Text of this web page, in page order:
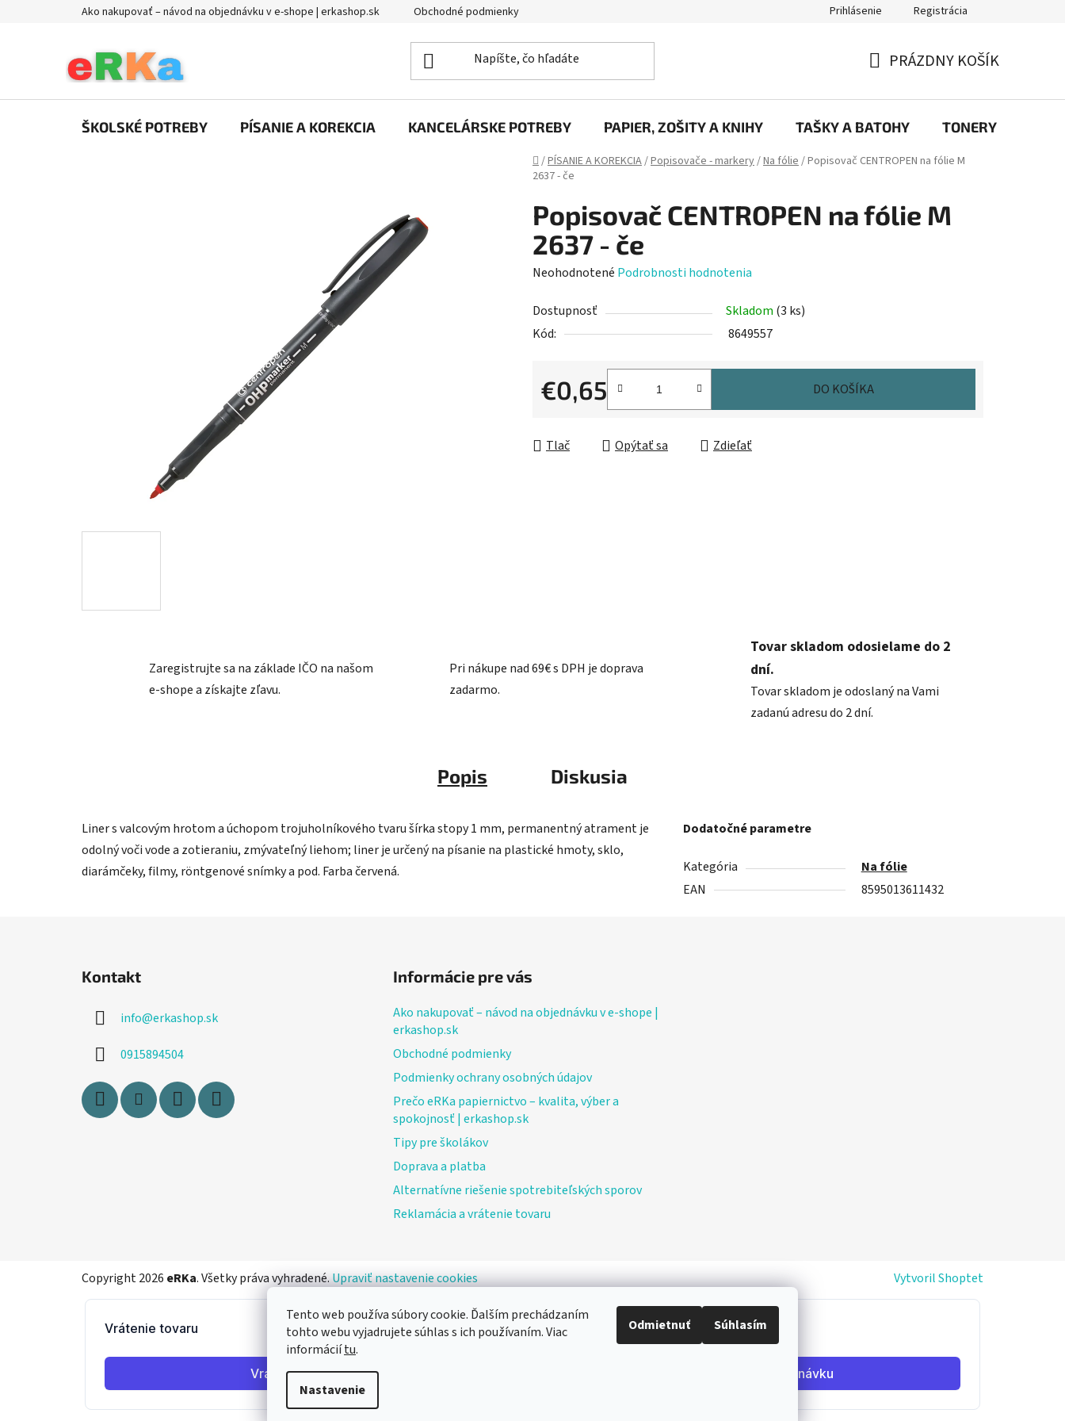
Tento web používa súbory cookie. Ďalším prechádzaním
tohto webu vyjadrujete súhlas s ich používaním. Viac
informáciítu.
Nastavenie
Odmietnuť Súhlasím
Ako nakupovať – návod na objednávku v e-shope | erkashop.sk Obchodné podmienky Prečo eRKa papiernictvo – kvalita, výber a spokojnosť |
Prihlásenie Registrácia
KOŠÍK
PRÁZDNY KOŠÍK
ŠKOLSKÉ POTREBY PÍSANIE A KOREKCIA KANCELÁRSKE POTREBY PAPIER, ZOŠITY A KNIHY TAŠKY A BATOHY TONERY
Domov
/PÍSANIE A KOREKCIA/Popisovače - markery/Na fólie/Popisovač CENTROPEN na fólie M
2637 - če
Popisovač CENTROPEN na fólie M
2637 - če
Priemerné
produktu
je
Neohodnotené Podrobnosti hodnotenia
Dostupnosť Skladom (3 ks)
Kód:
8649557
€0,65
Jednotková cena:
DO KOŠÍKA
Tlač Opýtať sa Zdieľať
Zaregistrujte sa na základe IČO na našom
e-shope a získajte zľavu.
Pri nákupe nad 69€ s DPH je doprava
zadarmo.
Tovar skladom odosielame do 2
dní.
Tovar skladom je odoslaný na Vami
zadanú adresu do 2 dní.
Popis Diskusia
Liner s valcovým hrotom a úchopom trojuholníkového tvaru šírka stopy 1 mm, permanentný atrament je
odolný voči vode a zotieraniu, zmývateľný liehom; liner je určený na písanie na plastické hmoty, sklo,
diarámčeky, filmy, röntgenové snímky a pod. Farba červená.
Dodatočné parametre
Kategória
Na fólie
EAN
8595013611432
Kontakt
info@erkashop.sk
0915894504
Informácie pre vás
Ako nakupovať – návod na objednávku v e-shope |
erkashop.sk
Obchodné podmienky
Podmienky ochrany osobných údajov
Prečo eRKa papiernictvo – kvalita, výber a
spokojnosť | erkashop.sk
Tipy pre školákov
Doprava a platba
Alternatívne riešenie spotrebiteľských sporov
Reklamácia a vrátenie tovaru
Vytvoril Shoptet
Copyright 2026 eRKa. Všetky práva vyhradené.Upraviť nastavenie cookies